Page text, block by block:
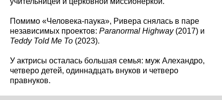
Помимо «Человека-паука», Ривера снялась в паре
независимых проектов: Paranormal Highway(2017) и
Teddy Told Me To (2023).
У актрисы осталась большая семья: муж Алехандро,
четверо детей, одиннадцать внуков и четверо
правнуков.